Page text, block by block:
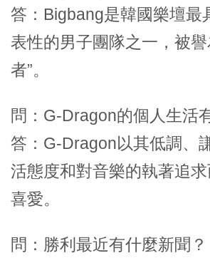
答：Bigbang是韓國樂壇最
表性的男子團隊之一，被譽
者”。
問：G-Dragon的個人生活
答：G-Dragon以其低調、
活態度和對音樂的執著追
喜愛。
問：勝利最近有什麼新聞？